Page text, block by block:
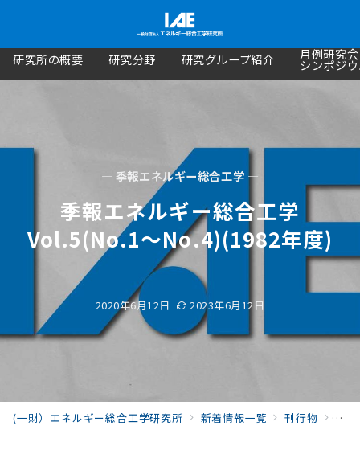
研究所の概要 研究分野 研究グループ紹介 月例研究
シンポジ
— 季報エネルギー総合工学 —
季報エネルギー総合工学
Vol.5(No.1～No.4)(1982年度)
2020年6月12日 2023年6月12日
(一財）エネルギー総合工学研究所 新着情報一覧 刊行物 季